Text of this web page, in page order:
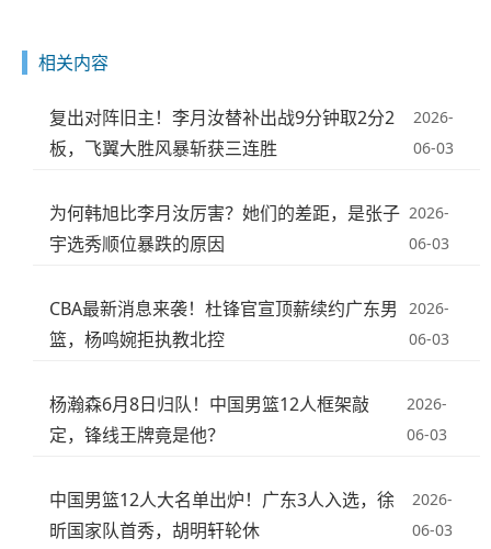
相关内容
复出对阵旧主！李月汝替补出战9分钟取2分2
板，飞翼大胜风暴斩获三连胜
2026-
06-03
为何韩旭比李月汝厉害？她们的差距，是张子
宇选秀顺位暴跌的原因
2026-
06-03
CBA最新消息来袭！杜锋官宣顶薪续约广东男
篮，杨鸣婉拒执教北控
2026-
06-03
杨瀚森6月8日归队！中国男篮12人框架敲
定，锋线王牌竟是他？
2026-
06-03
中国男篮12人大名单出炉！广东3人入选，徐
昕国家队首秀，胡明轩轮休
2026-
06-03